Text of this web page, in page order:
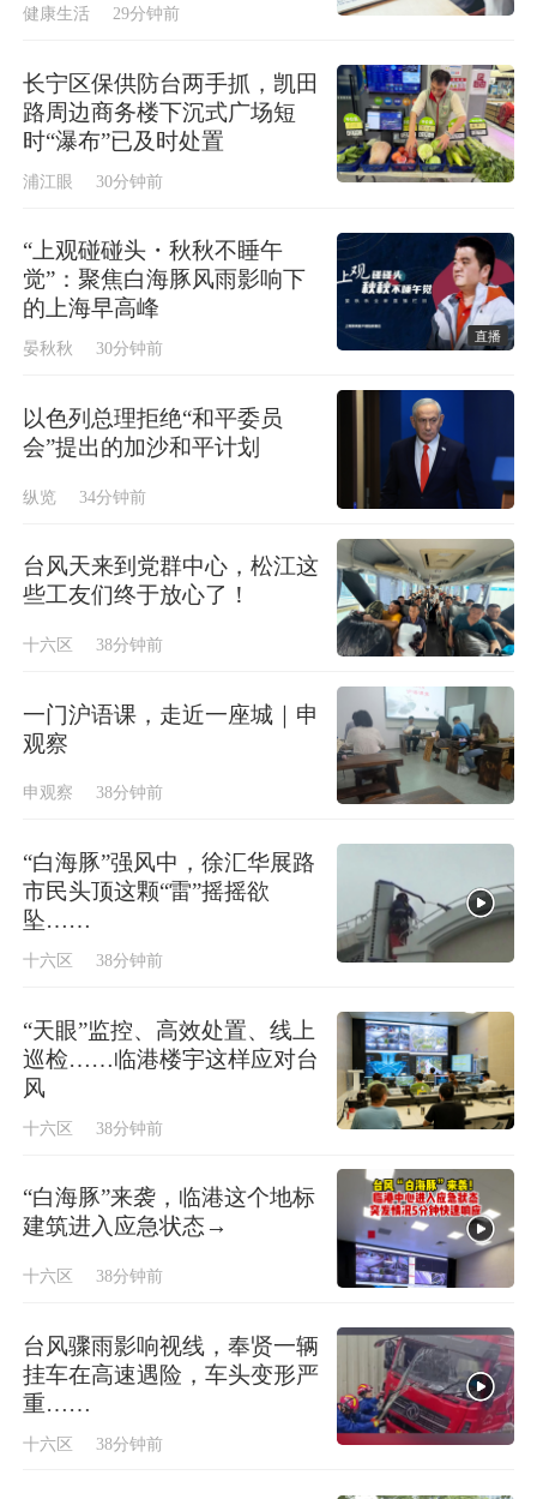
健康生活 29分钟前
长宁区保供防台两手抓，凯田
路周边商务楼下沉式广场短
时“瀑布”已及时处置
浦江眼 30分钟前
“上观碰碰头・秋秋不睡午
觉”：聚焦白海豚风雨影响下
的上海早高峰
晏秋秋 30分钟前
直播
以色列总理拒绝“和平委员
会”提出的加沙和平计划
纵览 34分钟前
台风天来到党群中心，松江这
些工友们终于放心了！
十六区 38分钟前
一门沪语课，走近一座城｜申
观察
申观察 38分钟前
“白海豚”强风中，徐汇华展路
市民头顶这颗“雷”摇摇欲
坠……
十六区 38分钟前
“天眼”监控、高效处置、线上
巡检……临港楼宇这样应对台
风
十六区 38分钟前
“白海豚”来袭，临港这个地标
建筑进入应急状态→
十六区 38分钟前
台风骤雨影响视线，奉贤一辆
挂车在高速遇险，车头变形严
重……
十六区 38分钟前